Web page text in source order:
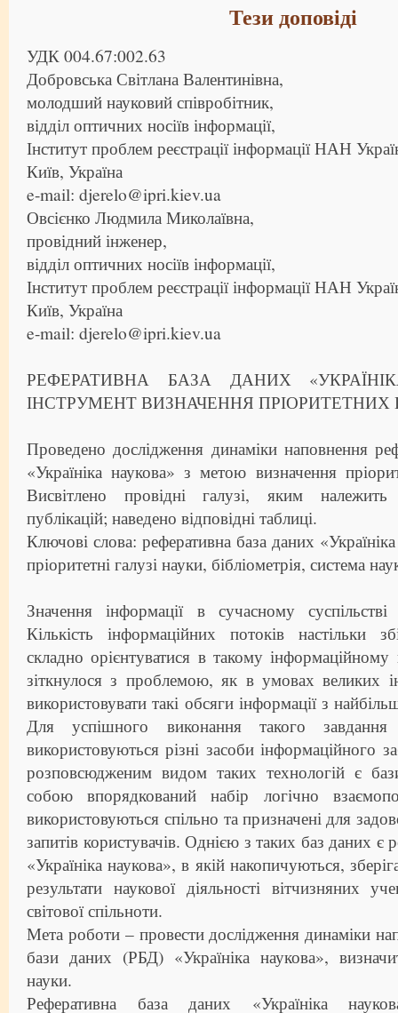
Тези доповіді
УДК 004.67:002.63
Добровська Світлана Валентинівна,
молодший науковий співробітник,
відділ оптичних носіїв інформації,
Інститут проблем реєстрації інформації НАН
Київ, Україна
e-mail: djerelo@ipri.kiev.ua
Овсієнко Людмила Миколаївна,
провідний інженер,
відділ оптичних носіїв інформації,
Інститут проблем реєстрації інформації НАН
Київ, Україна
e-mail: djerelo@ipri.kiev.ua
РЕФЕРАТИВНА БАЗА ДАНИХ
ІНСТРУМЕНТ ВИЗНАЧЕННЯ ПРІОРИТЕТНИХ
Проведено дослідження динаміки наповнення
«Україніка наукова» з метою визначення
Висвітлено провідні галузі, яким належить
публікацій; наведено відповідні таблиці.
Ключові слова: реферативна база даних
пріоритетні галузі науки, бібліометрія, система
Значення інформації в сучасному
Кількість інформаційних потоків настільки
складно орієнтуватися в такому інформаційному
зіткнулося з проблемою, як в умовах великих
використовувати такі обсяги інформації з
Для успішного виконання такого
використовуються різні засоби інформаційного
розповсюдженим видом таких технологій є
собою впорядкований набір логічно
використовуються спільно та призначені для
запитів користувачів. Однією з таких баз даних є
«Україніка наукова», в якій накопичуються,
результати наукової діяльності вітчизняних
світової спільноти.
Мета роботи – провести дослідження динаміки
бази даних (РБД) «Україніка наукова»,
науки.
Реферативна база даних «Україніка